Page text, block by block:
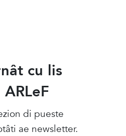
cu lis
di pueste
ae newsletter.